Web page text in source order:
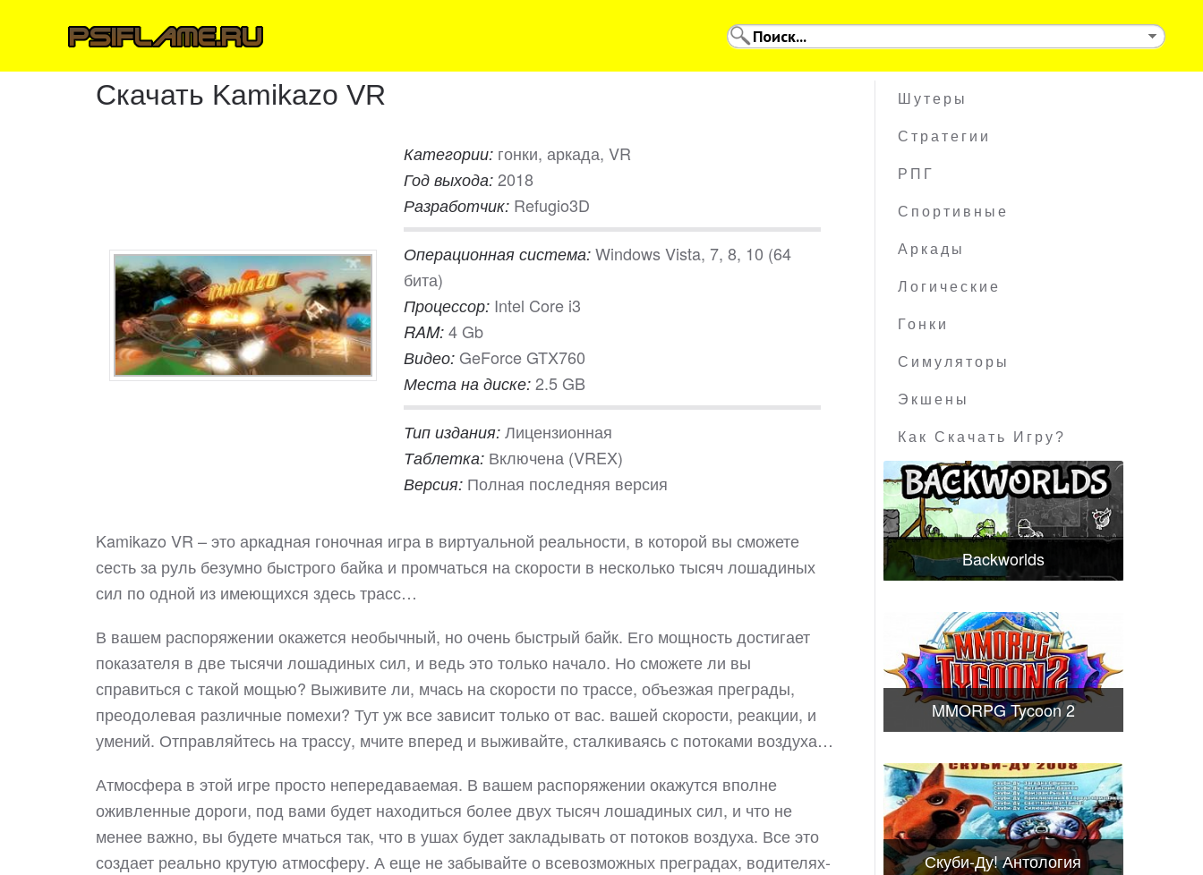
Скачать Kamikazo VR
Категории: гонки, аркада, VR
Год выхода: 2018
Разработчик: Refugio3D
Операционная система: Windows Vista, 7, 8, 10 (64
бита)
Процессор: Intel Core i3
RAM: 4 Gb
Видео: GeForce GTX760
Места на диске: 2.5 GB
Тип издания: Лицензионная
Таблетка: Включена (VREX)
Версия: Полная последняя версия
Kamikazo VR – это аркадная гоночная игра в виртуальной реальности, в которой вы сможете
сесть за руль безумно быстрого байка и промчаться на скорости в несколько тысяч лошадиных
сил по одной из имеющихся здесь трасс…
В вашем распоряжении окажется необычный, но очень быстрый байк. Его мощность достигает
показателя в две тысячи лошадиных сил, и ведь это только начало. Но сможете ли вы
справиться с такой мощью? Выживите ли, мчась на скорости по трассе, объезжая преграды,
преодолевая различные помехи? Тут уж все зависит только от вас. вашей скорости, реакции, и
умений. Отправляйтесь на трассу, мчите вперед и выживайте, сталкиваясь с потоками воздуха…
Атмосфера в этой игре просто непередаваемая. В вашем распоряжении окажутся вполне
оживленные дороги, под вами будет находиться более двух тысяч лошадиных сил, и что не
менее важно, вы будете мчаться так, что в ушах будет закладывать от потоков воздуха. Все это
создает реально крутую атмосферу. А еще не забывайте о всевозможных преградах, водителях-
Шутеры
Стратегии
РПГ
Спортивные
Аркады
Логические
Гонки
Симуляторы
Экшены
Как Скачать Игру?
Backworlds
MMORPG Tycoon 2
Скуби-Ду! Антология